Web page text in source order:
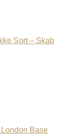
Sort – Skab
Base